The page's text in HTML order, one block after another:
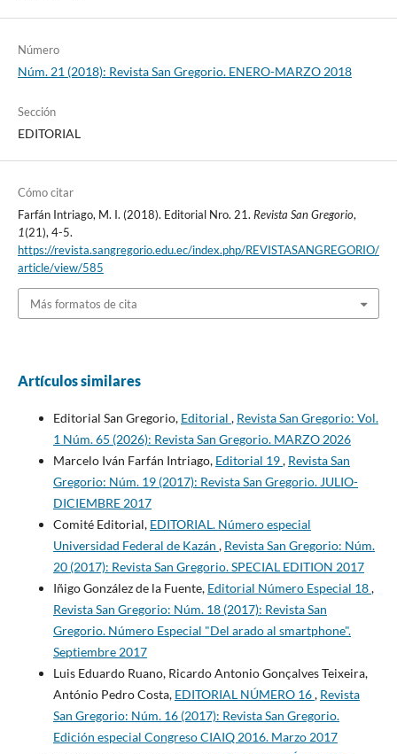
Número
Núm. 21 (2018): Revista San Gregorio. ENERO-MARZO 2018
Sección
EDITORIAL
Cómo citar
Farfán Intriago, M. I. (2018). Editorial Nro. 21. Revista San Gregorio,
1(21), 4-5.
https://revista.sangregorio.edu.ec/index.php/REVISTASANGREGORIO/
article/view/585
Más formatos de cita
Artículos similares
Editorial San Gregorio, Editorial , Revista San Gregorio: Vol.
1 Núm. 65 (2026): Revista San Gregorio. MARZO 2026
Marcelo Iván Farfán Intriago, Editorial 19, Revista San
Gregorio: Núm. 19 (2017): Revista San Gregorio. JULIO-
DICIEMBRE 2017
Comité Editorial, EDITORIAL. Número especial
Universidad Federal de Kazán , Revista San Gregorio: Núm.
20 (2017): Revista San Gregorio. SPECIAL EDITION 2017
Iñigo González de la Fuente, Editorial Número Especial 18,
Revista San Gregorio: Núm. 18 (2017): Revista San
Gregorio. Número Especial "Del arado al smartphone".
Septiembre 2017
Luis Eduardo Ruano, Ricardo Antonio Gonçalves Teixeira,
António Pedro Costa, EDITORIAL NÚMERO 16, Revista
San Gregorio: Núm. 16 (2017): Revista San Gregorio.
Edición especial Congreso CIAIQ 2016. Marzo 2017